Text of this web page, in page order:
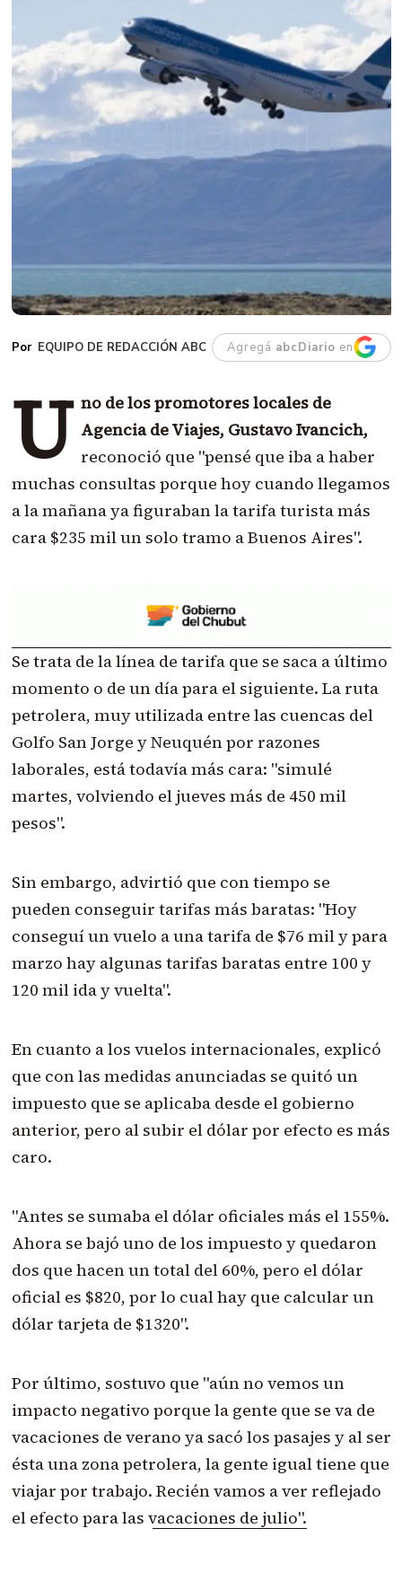
EQUIPO DE REDACCIÓN ABC Agregá abcDiario en
U no de los promotores locales de
Agencia de Viajes, Gustavo Ivancich,
reconoció que "pensé que iba a haber
muchas consultas porque hoy cuando llegamos
a la mañana ya figuraban la tarifa turista más
cara $235 mil un solo tramo a Buenos Aires".
Se trata de la línea de tarifa que se saca a último
momento o de un día para el siguiente. La ruta
petrolera, muy utilizada entre las cuencas del
Golfo San Jorge y Neuquén por razones
laborales, está todavía más cara: "simulé
martes, volviendo el jueves más de 450 mil
pesos".
Sin embargo, advirtió que con tiempo se
pueden conseguir tarifas más baratas: "Hoy
conseguí un vuelo a una tarifa de $76 mil y para
marzo hay algunas tarifas baratas entre 100 y
120 mil ida y vuelta".
En cuanto a los vuelos internacionales, explicó
que con las medidas anunciadas se quitó un
impuesto que se aplicaba desde el gobierno
anterior, pero al subir el dólar por efecto es más
caro.
"Antes se sumaba el dólar oficiales más el 155%.
Ahora se bajó uno de los impuesto y quedaron
dos que hacen un total del 60%, pero el dólar
oficial es $820, por lo cual hay que calcular un
dólar tarjeta de $1320".
Por último, sostuvo que "aún no vemos un
impacto negativo porque la gente que se va de
vacaciones de verano ya sacó los pasajes y al ser
ésta una zona petrolera, la gente igual tiene que
viajar por trabajo. Recién vamos a ver reflejado
el efecto para las vacaciones de julio".